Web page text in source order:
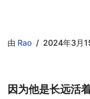
由 Rao 2024年3月
因为他是长远活